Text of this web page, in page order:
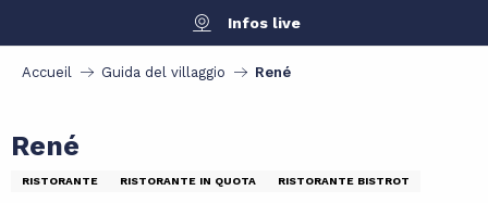
contenu
Infos live
Accueil Guida del villaggio René
René
RISTORANTE RISTORANTE IN QUOTA RISTORANTE BISTROT